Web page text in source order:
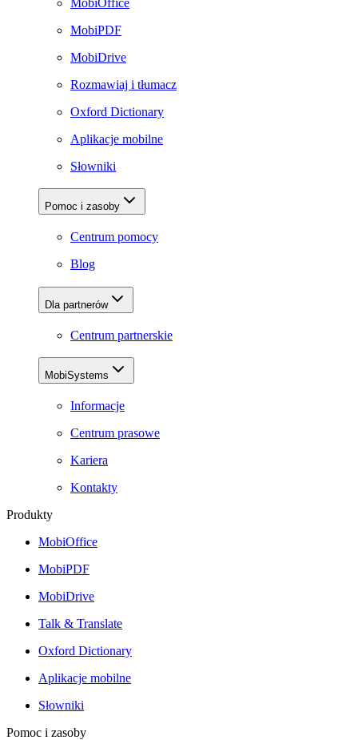
MobiPDF
MobiDrive
Rozmawiaj i tłumacz
Oxford Dictionary
Aplikacje mobilne
Słowniki
Pomoc i zasoby
Centrum pomocy
Blog
Dla partnerów
Centrum partnerskie
MobiSystems
Informacje
Centrum prasowe
Kariera
Kontakty
Produkty
MobiOffice
MobiPDF
MobiDrive
Talk & Translate
Oxford Dictionary
Aplikacje mobilne
Słowniki
Pomoc i zasoby